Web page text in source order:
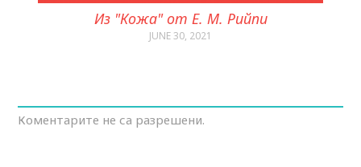
Из "Кожа" от Е. М. Рийпи
JUNE 30, 2021
Коментарите не са разрешени.